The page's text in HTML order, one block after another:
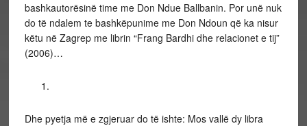
bashkautorësinë time me Don Ndue Ballbanin. Por unë nuk
do të ndalem te bashkëpunime me Don Ndoun që ka nisur
këtu në Zagrep me librin “Frang Bardhi dhe relacionet e tij”
(2006)…
Dhe pyetja më e zgjeruar do të ishte: Mos vallë dy libra